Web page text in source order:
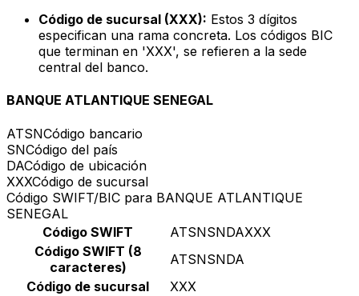
Código de sucursal (XXX): Estos 3 dígitos
especifican una rama concreta. Los códigos BIC
que terminan en 'XXX', se refieren a la sede
central del banco.
BANQUE ATLANTIQUE SENEGAL
ATSNCódigo bancario
SNCódigo del país
DACódigo de ubicación
XXXCódigo de sucursal
Código SWIFT/BIC para BANQUE ATLANTIQUE
SENEGAL
Código SWIFT
ATSNSNDAXXX
Código SWIFT (8
caracteres)
ATSNSNDA
Código de sucursal
XXX